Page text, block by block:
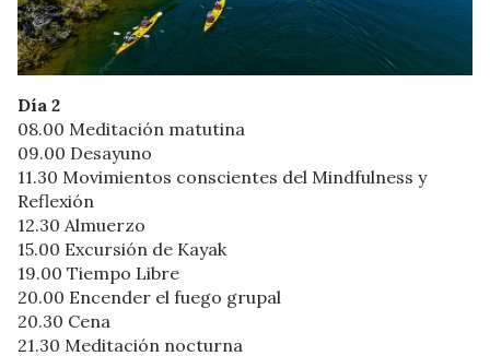
Día 2
08.00 Meditación matutina
09.00 Desayuno
11.30 Movimientos conscientes del Mindfulness y
Reflexión
12.30 Almuerzo
15.00 Excursión de Kayak
19.00 Tiempo Libre
20.00 Encender el fuego grupal
20.30 Cena
21.30 Meditación nocturna